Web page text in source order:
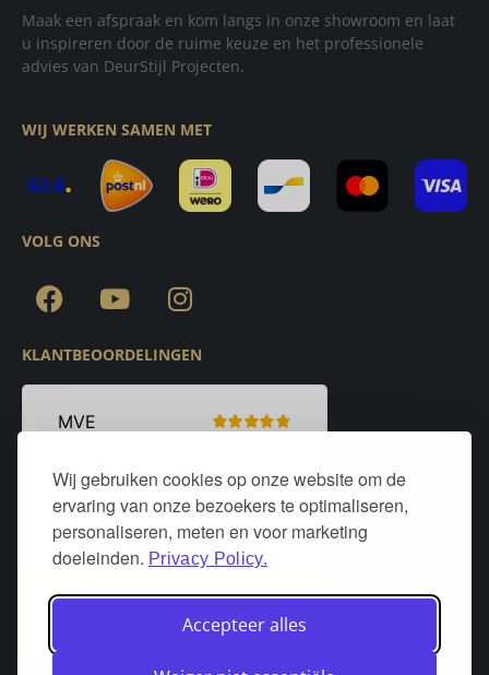
Wij gebruiken cookies op onze website om de
ervaring van onze bezoekers te optimaliseren,
personaliseren, meten en voor marketing
doeleinden. Privacy Policy.
Accepteer alles
Maak een afspraak en kom langs in onze showroom en laat
u inspireren door de ruime keuze en het professionele
advies van DeurStijl Projecten.
WIJ WERKEN SAMEN MET
VOLG ONS
KLANTBEOORDELINGEN